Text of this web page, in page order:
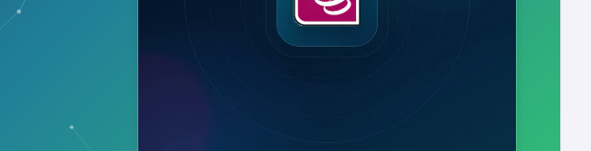
elektronikus archiváláshoz